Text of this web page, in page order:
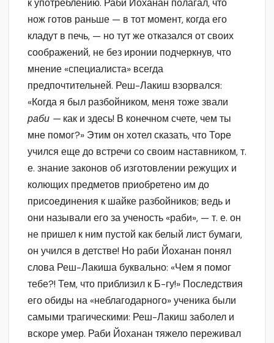
к употреблению. Раби Йоханан полагал, что
нож готов раньше — в тот момент, когда его
кладут в печь, — но тут же отказался от своих
соображений, не без иронии подчеркнув, что
мнение «специалиста» всегда
предпочтительней. Реш-Лакиш взорвался:
«Когда я был разбойником, меня тоже звали
раби — как и здесь! В конечном счете, чем ты
мне помог?» Этим он хотел сказать, что Торе
учился еще до встречи со своим наставником, т.
е. знание законов об изготовлении режущих и
колющих предметов приобретено им до
присоединения к шайке разбойников; ведь и
они называли его за ученость «раби», — т. е. он
не пришел к ним пустой как белый лист бумаги,
он учился в детстве! Но раби Йоханан понял
слова Реш-Лакиша буквально: «Чем я помог
тебе?! Тем, что приблизил к Б-гу!» Последствия
его обиды на «неблагодарного» ученика были
самыми трагическими: Реш-Лакиш заболел и
вскоре умер. Раби Йоханан тяжело переживал